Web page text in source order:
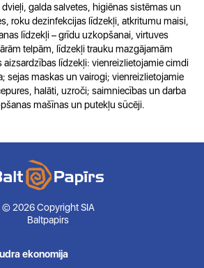
galda salvetes, higiēnas sistēmas un
roku dezinfekcijas līdzekļi, atkritumu maisi,
līdzekļi – grīdu uzkopšanai, virtuves
telpām, līdzekļi trauku mazgājamām
līdzekļi: vienreizlietojamie cimdi
sejas maskas un vairogi; vienreizlietojamie
halāti, uzroči; saimniecības un darba
mašīnas un putekļu sūcēji.
© 2026 Copyright SIA
Baltpapirs
ekonomija